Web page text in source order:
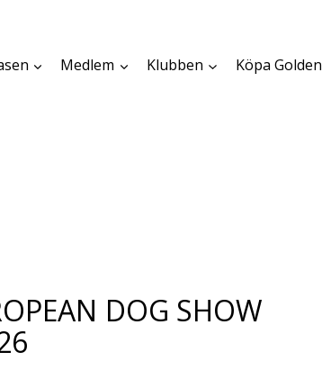
Medlem Klubben Köpa Golden
DOG SHOW